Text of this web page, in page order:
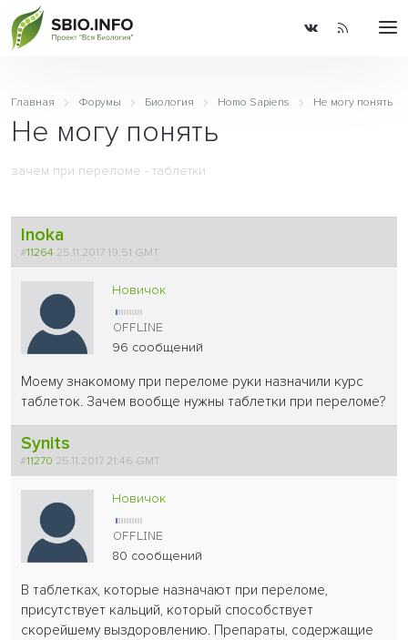
Главная Форумы Биология Homo Sapiens Не могу понять
Не могу понять
зачем при переломе - таблетки
Inoka
#11264 25.11.2017 19:51 GMT
Новичок
96 сообщений
Моему знакомому при переломе руки назначили курс
таблеток. Зачем вообще нужны таблетки при переломе?
Synits
#11270 25.11.2017 21:46 GMT
Новичок
80 сообщений
В таблетках, которые назначают при переломе,
присутствует кальций, который способствует
скорейшему выздоровлению. Препараты, содержащие